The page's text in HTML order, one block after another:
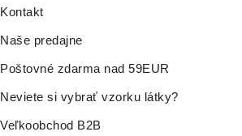
Kontakt
Naše predajne
Poštovné zdarma nad 59EUR
Neviete si vybrať vzorku látky?
Veľkoobchod B2B